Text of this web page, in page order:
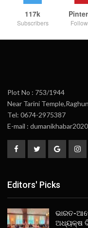
117k
Subscribers
Plot No : 753/1944
Near Tarini
Tel: 0674-2975387
E-mail :
Editors' Picks
ଭାରତ-
ଅଧ୍ୟକ୍ଷ